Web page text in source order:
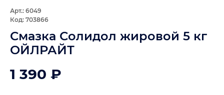
Арт.: 6049
Код: 703866
Смазка Солидол жировой 5 кг
ОЙЛРАЙТ
1 390 ₽